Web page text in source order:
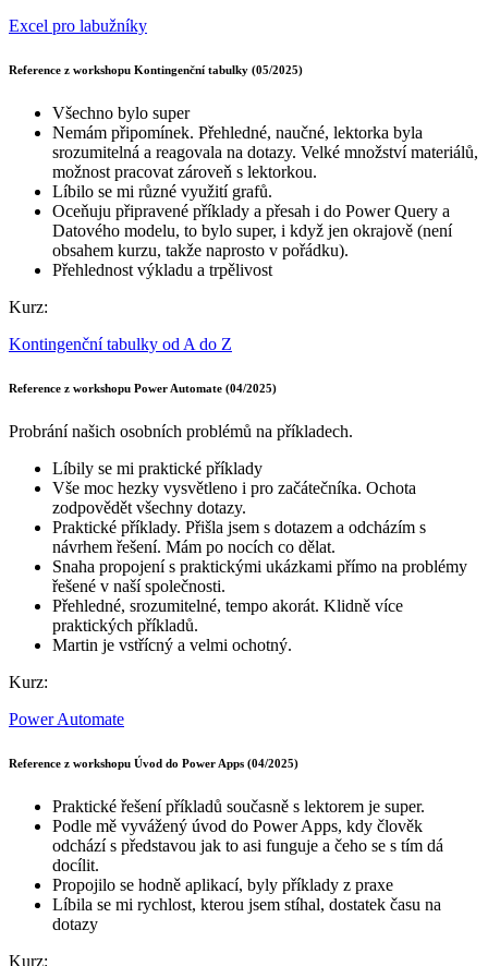
Excel pro labužníky
Reference z workshopu Kontingenční tabulky (05/2025)
Všechno bylo super
Nemám připomínek. Přehledné, naučné, lektorka byla
srozumitelná a reagovala na dotazy. Velké množství materiálů,
možnost pracovat zároveň s lektorkou.
Líbilo se mi různé využití grafů.
Oceňuju připravené příklady a přesah i do Power Query a
Datového modelu, to bylo super, i když jen okrajově (není
obsahem kurzu, takže naprosto v pořádku).
Přehlednost výkladu a trpělivost
Kurz:
Kontingenční tabulky od A do Z
Reference z workshopu Power Automate (04/2025)
Probrání našich osobních problémů na příkladech.
Líbily se mi praktické příklady
Vše moc hezky vysvětleno i pro začátečníka. Ochota
zodpovědět všechny dotazy.
Praktické příklady. Přišla jsem s dotazem a odcházím s
návrhem řešení. Mám po nocích co dělat.
Snaha propojení s praktickými ukázkami přímo na problémy
řešené v naší společnosti.
Přehledné, srozumitelné, tempo akorát. Klidně více
praktických příkladů.
Martin je vstřícný a velmi ochotný.
Kurz:
Power Automate
Reference z workshopu Úvod do Power Apps (04/2025)
Praktické řešení příkladů současně s lektorem je super.
Podle mě vyvážený úvod do Power Apps, kdy člověk
odchází s představou jak to asi funguje a čeho se s tím dá
docílit.
Propojilo se hodně aplikací, byly příklady z praxe
Líbila se mi rychlost, kterou jsem stíhal, dostatek času na
dotazy
Kurz: